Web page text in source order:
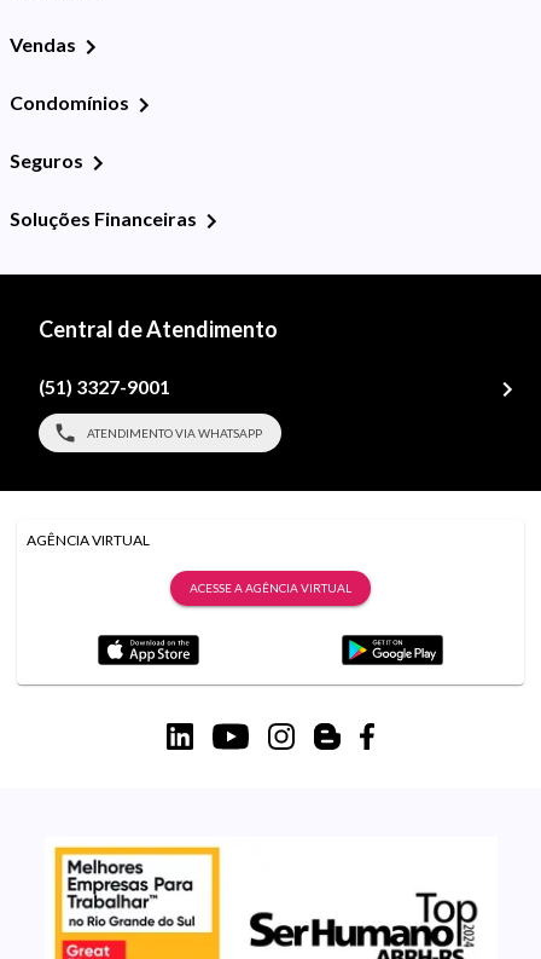
Vendas
Condomínios
Seguros
Soluções Financeiras
Central de Atendimento
(51) 3327-9001
ATENDIMENTO VIA WHATSAPP
AGÊNCIA VIRTUAL
ACESSE A AGÊNCIA VIRTUAL